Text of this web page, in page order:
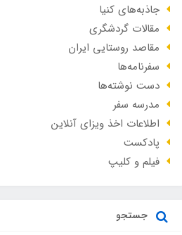
جاذبه‌های کنیا
مقالات گردشگری
مقاصد روستایی ایران
سفرنامه‌ها
دست نوشته‌ها
مدرسه سفر
اطلاعات اخذ ویزای آنلاین
پادکست
فیلم و کلیپ
جستجو